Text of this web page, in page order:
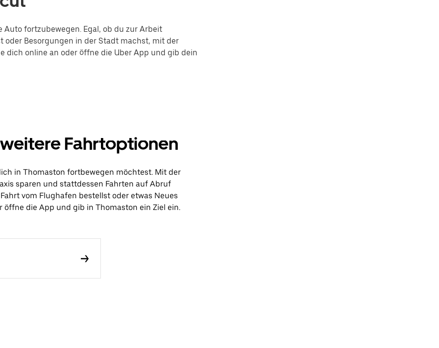
fortzubewegen. Egal, ob du zur Arbeit
Besorgungen in der Stadt machst, mit der
dich online an oder öffne die Uber App und gib dein
Fahrtoptionen
in Thomaston fortbewegen möchtest. Mit der
sparen und stattdessen Fahrten auf Abruf
vom Flughafen bestellst oder etwas Neues
die App und gib in Thomaston ein Ziel ein.